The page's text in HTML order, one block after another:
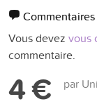
Commentaires
Vous devez vous
commentaire.
4 € par